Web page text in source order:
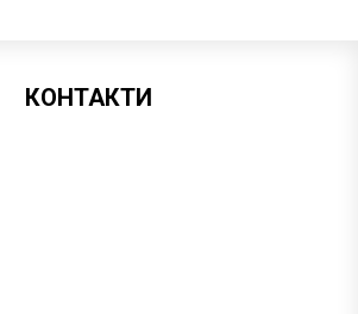
КОНТАКТИ